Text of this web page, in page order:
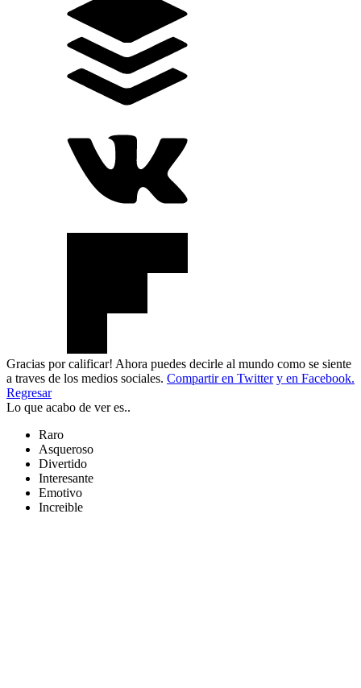
Gracias por calificar! Ahora puedes decirle al mundo como se siente
a traves de los medios sociales. Compartir en Twitter y en Facebook.
Regresar
Lo que acabo de ver es..
Raro
Asqueroso
Divertido
Interesante
Emotivo
Increible